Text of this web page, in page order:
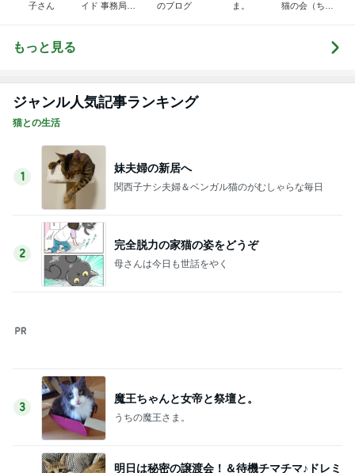
子さん
イド 事務局＆
のブログ
ま。
猫の会（ちゅ
もっと見る
ジャンル人気記事ランキング
猫との生活
1
妹夫婦の新居へ
関西子ナシ夫婦＆ベンガル猫のがむしゃらな毎日
2
完全脱力の家猫の姿をどうぞ
母さんは今日も世話をやく
3
魔王ちゃんと女帝と祭壇と。
うちの魔王さま。
明日は秘密の譲渡会！＆待機チマチマ♪ドレミ